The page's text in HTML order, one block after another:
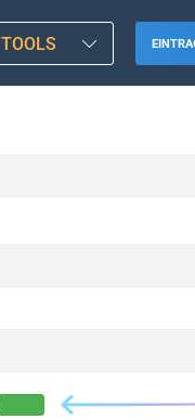
TOOLS